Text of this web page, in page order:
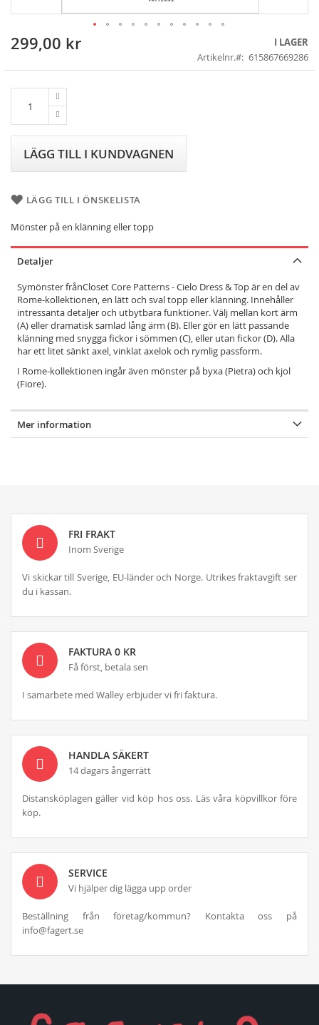
Skip
the
299,00 kr
I LAGER
Artikelnr.
615867669286
LÄGG TILL I KUNDVAGNEN
LÄGG TILL I ÖNSKELISTA
Mönster på en klänning eller topp
Detaljer
Symönster frånCloset Core Patterns - Cielo Dress & Top är en del av
Rome-kollektionen, en lätt och sval topp eller klänning. Innehåller
intressanta detaljer och utbytbara funktioner. Välj mellan kort ärm
(A) eller dramatisk samlad lång ärm (B). Eller gör en lätt passande
klänning med snygga fickor i sömmen (C), eller utan fickor (D). Alla
har ett litet sänkt axel, vinklat axelok och rymlig passform.
I Rome-kollektionen ingår även mönster på byxa (Pietra) och kjol
(Fiore).
Mer information
FRI FRAKT
Inom Sverige
Vi skickar till Sverige, EU-länder och Norge. Utrikes fraktavgift ser
du i kassan.
FAKTURA 0 KR
Få först, betala sen
I samarbete med Walley erbjuder vi fri faktura.
HANDLA SÄKERT
14 dagars ångerrätt
Distansköplagen gäller vid köp hos oss. Läs våra köpvillkor före
köp.
SERVICE
Vi hjälper dig lägga upp order
Beställning från företag/kommun? Kontakta oss på
info@fagert.se